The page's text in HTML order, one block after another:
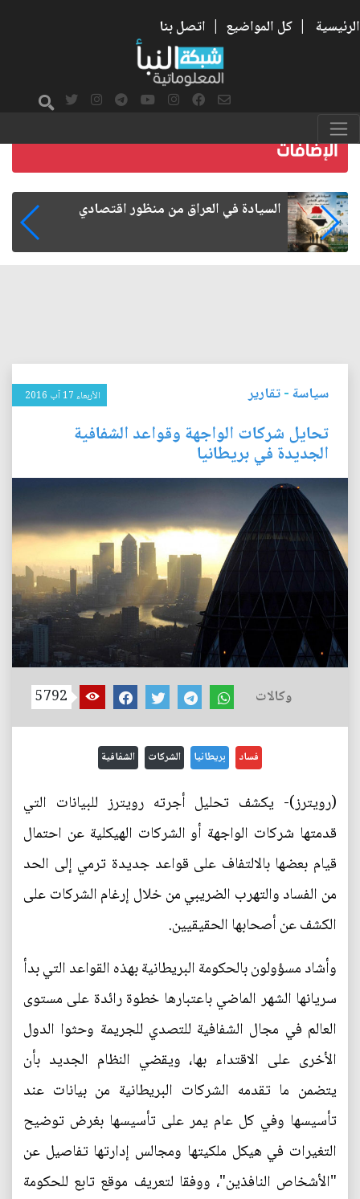
الرئيسية | كل المواضيع | اتصل بنا
ما بعد الأربعين.. كيف اتسعت الزيارة من هويتها
سياسة-تقارير الأربعاء 17 آب 2016
تحايل شركات الواجهة وقواعد الشفافية
الجديدة في بريطانيا
وكالات 5792
فساد بريطانيا الشركات الشفافية
(رويترز)- يكشف تحليل أجرته رويترز للبيانات التي
قدمتها شركات الواجهة أو الشركات الهيكلية عن احتمال
قيام بعضها بالالتفاف على قواعد جديدة ترمي إلى الحد
من الفساد والتهرب الضريبي من خلال إرغام الشركات على
الكشف عن أصحابها الحقيقيين.
وأشاد مسؤولون بالحكومة البريطانية بهذه القواعد التي بدأ
سريانها الشهر الماضي باعتبارها خطوة رائدة على مستوى
العالم في مجال الشفافية للتصدي للجريمة وحثوا الدول
الأخرى على الاقتداء بها، ويقضي النظام الجديد بأن
يتضمن ما تقدمه الشركات البريطانية من بيانات عند
تأسيسها وفي كل عام يمر على تأسيسها بغرض توضيح
التغيرات في هيكل ملكيتها ومجالس إدارتها تفاصيل عن
"الأشخاص النافذين"، ووفقا لتعريف موقع تابع للحكومة